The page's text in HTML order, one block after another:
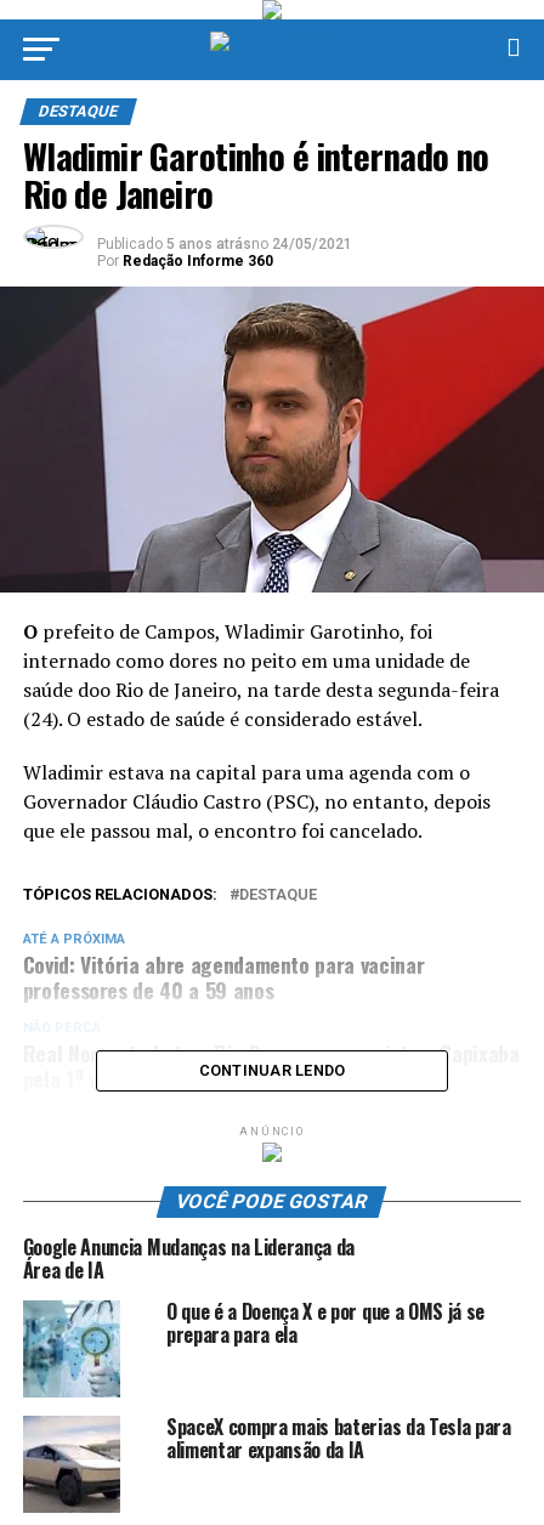
DESTAQUE
Wladimir Garotinho é internado no
Rio de Janeiro
Publicado 5 anos atrásno 24/05/2021
Por Redação Informe 360
O prefeito de Campos, Wladimir Garotinho, foi
internado como dores no peito em uma unidade de
saúde doo Rio de Janeiro, na tarde desta segunda-feira
(24). O estado de saúde é considerado estável.
Wladimir estava na capital para uma agenda com o
Governador Cláudio Castro (PSC), no entanto, depois
que ele passou mal, o encontro foi cancelado.
TÓPICOS RELACIONADOS: DESTAQUE
ATÉ A PRÓXIMA
Covid: Vitória abre agendamento para vacinar
professores de 40 a 59 anos
Real Noroeste bate o Rio Branco e conquista o Capixaba
CONTINUAR LENDO
ANÚNCIO
VOCÊ PODE GOSTAR
Google Anuncia Mudanças na Liderança da
Área de IA
O que é a Doença X e por que a OMS já se
prepara para ela
SpaceX compra mais baterias da Tesla para
alimentar expansão da IA